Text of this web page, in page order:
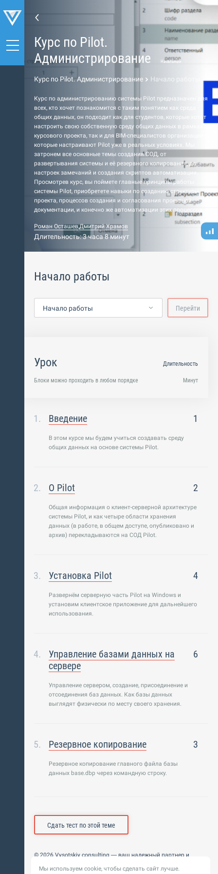
Курс по Pilot.
Администрирование
Начальный
Курс по Pilot. Администрирование Начало работы
Курс по администрированию системы Pilot предназначен для
всех, кто хочет познакомится с таким понятием как среда
общих данных, он подходит как для студентов, которые хотят
настроить свою собственную среду общих данных в рамках
курсового проекта, так и для BIM-специалистов организаций,
которые настраивают Pilot уже в реальных условиях. Мы
затронем все основные темы создания СОД, от
развертывания системы и её резервного копирования, до
настроек замечаний и создания скриптов автоматизации.
Просмотрев курс, вы поймете главные принципы работы
системы Pilot, приобретете навыки по созданию структуры
проекта, процессов создания и согласования проектной
документации, и конечно же автоматизации этих процессов.
Роман Осташев,Дмитрий Храмов
Длительность: 3 часа 8 минут
Начало работы
Начало работы Перейти
Урок
Блоки можно проходить в любом порядке
Длительность
Минут
Введение 1
В этом курсе мы будем учиться создавать среду
общих данных на основе системы Pilot.
О Pilot 2
Общая информация о клиент-серверной архитектуре
системы Pilot, и как четыре области хранения
данных (в работе, в общем доступе, опубликовано и
архив) перекладываются на СОД Pilot.
Установка Pilot 4
Развернём серверную часть Pilot на Windows и
установим клиентское приложение для дальнейшего
использования.
Управление базами данных на
сервере
6
Управление сервером, создание, присоединение и
отсоединения баз данных. Как базы данных
выглядят физически по месту своего хранения.
Резервное копирование 3
Резервное копирование главного файла базы
данных base.dbp через командную строку.
Сдать тест по этой теме
© 2026 Vysotskiy consulting — ваш надежный партнер и
Цифровизация, BIM, ИИ. Внедряем и оптимизируем
Мы используем cookie, чтобы сделать сайт лучше.